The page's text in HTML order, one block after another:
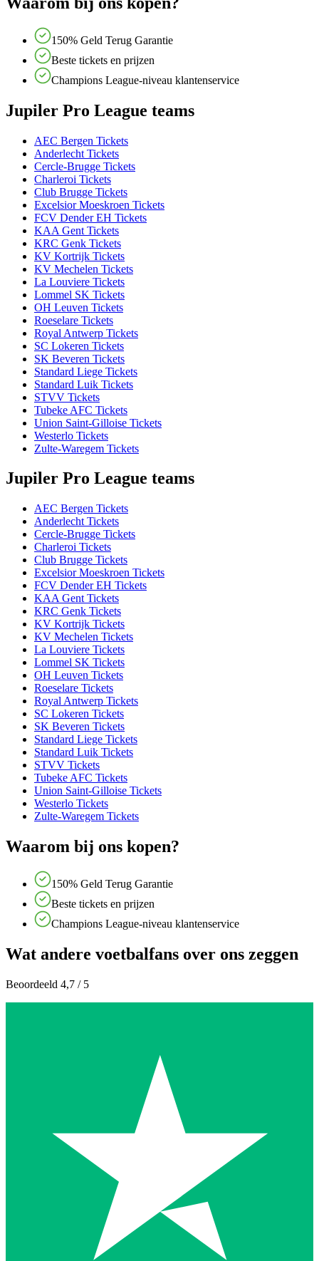
150% Geld Terug Garantie
Beste tickets en prijzen
Champions League-niveau klantenservice
Jupiler Pro League teams
AEC Bergen Tickets
Anderlecht Tickets
Cercle-Brugge Tickets
Charleroi Tickets
Club Brugge Tickets
Excelsior Moeskroen Tickets
FCV Dender EH Tickets
KAA Gent Tickets
KRC Genk Tickets
KV Kortrijk Tickets
KV Mechelen Tickets
La Louviere Tickets
Lommel SK Tickets
OH Leuven Tickets
Roeselare Tickets
Royal Antwerp Tickets
SC Lokeren Tickets
SK Beveren Tickets
Standard Liege Tickets
Standard Luik Tickets
STVV Tickets
Tubeke AFC Tickets
Union Saint-Gilloise Tickets
Westerlo Tickets
Zulte-Waregem Tickets
Jupiler Pro League teams
AEC Bergen Tickets
Anderlecht Tickets
Cercle-Brugge Tickets
Charleroi Tickets
Club Brugge Tickets
Excelsior Moeskroen Tickets
FCV Dender EH Tickets
KAA Gent Tickets
KRC Genk Tickets
KV Kortrijk Tickets
KV Mechelen Tickets
La Louviere Tickets
Lommel SK Tickets
OH Leuven Tickets
Roeselare Tickets
Royal Antwerp Tickets
SC Lokeren Tickets
SK Beveren Tickets
Standard Liege Tickets
Standard Luik Tickets
STVV Tickets
Tubeke AFC Tickets
Union Saint-Gilloise Tickets
Westerlo Tickets
Zulte-Waregem Tickets
Waarom bij ons kopen?
150% Geld Terug Garantie
Beste tickets en prijzen
Champions League-niveau klantenservice
Wat andere voetbalfans over ons zeggen
Beoordeeld 4,7 / 5